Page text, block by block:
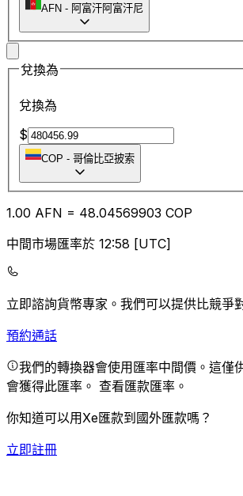
AFN - 阿富汗阿富汗尼
兌換為
兌換為
$
COP - 哥倫比亞披索
1.00 AFN = 48.04569903 COP
中間市場匯率於 12:58 [UTC]
立即諮詢貨幣專家。 我們可以提供比競爭
預約通話
我們的轉換器會使用匯率中間價。這僅
會獲得此匯率。 查看匯款匯率。
你知道可以用Xe匯款到國外匯款嗎？
立即註冊